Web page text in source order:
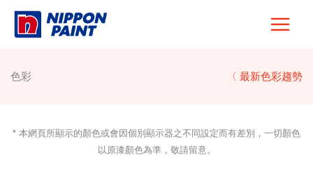
Skip
色彩 〈 最新色彩趨勢
* 本網頁所顯示的顏色或會因個別顯示器之不同設定而有差別，一切顏色
以原漆顏色為準，敬請留意。